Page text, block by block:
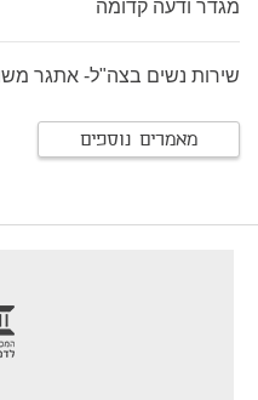
מגדר ודעה קדומה
שירות נשים בצה"ל- אתגר
מאמרים נוספים